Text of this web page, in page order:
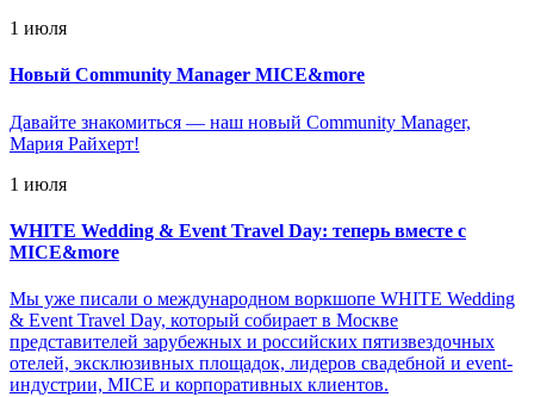
1 июля
Новый Community Manager MICE&more
Давайте знакомиться — наш новый Community Manager,
Мария Райхерт!
1 июля
WHITE Wedding & Event Travel Day: теперь вместе с
MICE&more
Мы уже писали о международном воркшопе WHITE Wedding
& Event Travel Day, который собирает в Москве
представителей зарубежных и российских пятизвездочных
отелей, эксклюзивных площадок, лидеров свадебной и event-
индустрии, MICE и корпоративных клиентов.